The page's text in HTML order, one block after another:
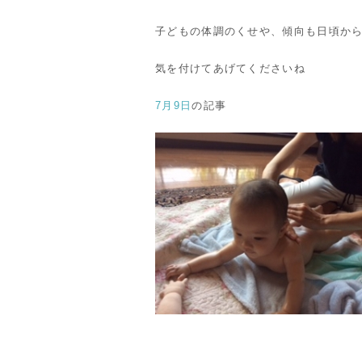
子どもの体調のくせや、傾向も日頃か
気を付けてあげてくださいね
7月9日の記事